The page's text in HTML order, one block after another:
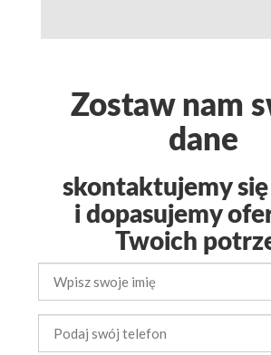
Zostaw nam
dane
skontaktujemy się
i dopasujemy
Twoich